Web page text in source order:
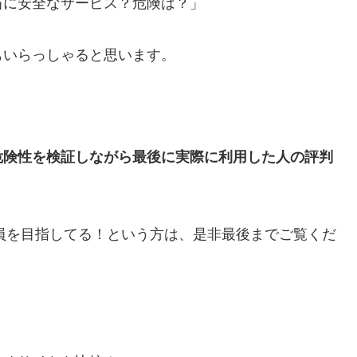
安全なサービス？危険は？」
らっしゃると思います。
性を検証しながら最後に実際に利用した人の評判
目指してる！という方は、是非最後までご覧くだ